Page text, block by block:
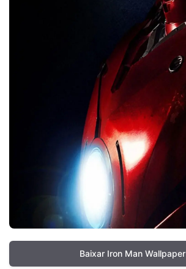
Baixar Iron Man Wallpaper